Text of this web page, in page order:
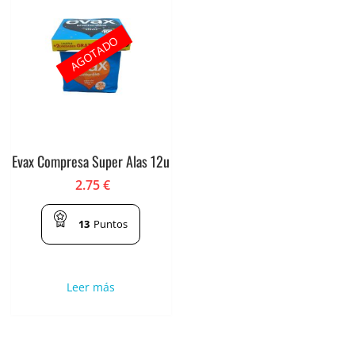
Evax Compresa Super Alas 12u
2.75€
13 Puntos
Leer más
AGOTADO